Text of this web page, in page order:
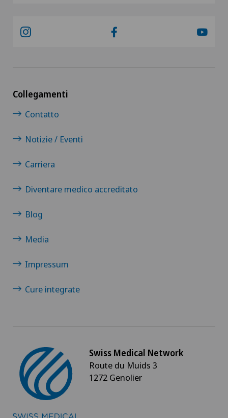
Collegamenti
Contatto
Notizie / Eventi
Carriera
Diventare medico accreditato
Blog
Media
Impressum
Cure integrate
Swiss Medical Network
Route du Muids 3
1272 Genolier